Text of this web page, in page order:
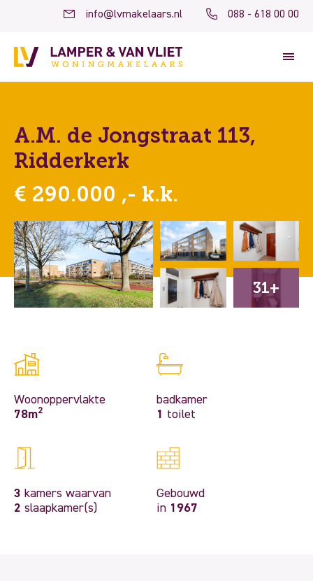
info@lvmakelaars.nl 088 - 618 00 00
A.M. de Jongstraat 113,
Ridderkerk
€ 290.000 ,- k.k.
31+
Woonoppervlakte
78m2
badkamer
1
toilet
3 kamers waarvan
2 slaapkamer(s)
Gebouwd
in 1967